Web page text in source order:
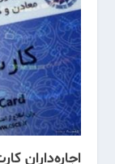
اجاره‌داران